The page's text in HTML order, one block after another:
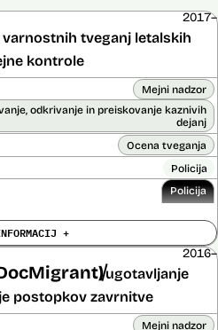
tveganj letalskih
kontrole
2017–
Mejni nadzor
odkrivanje in preiskovanje kaznivih
dejanj
Ocena tveganja
Policija
Policija
Neznana ?
opravljena:
+
ugotavljanje
postopkov zavrnitve
2016–
Mejni nadzor